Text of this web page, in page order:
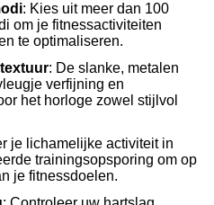
: Kies uit meer dan 100
om je fitnessactiviteiten
te optimaliseren.
: De slanke, metalen
verfijning en
het horloge zowel stijlvol
je lichamelijke activiteit in
trainingsopsporing om op
je fitnessdoelen.